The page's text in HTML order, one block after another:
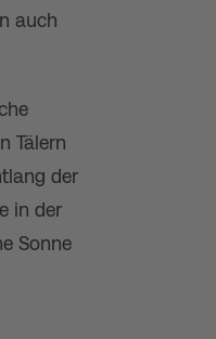
auch
Tälern
der
in der
Sonne